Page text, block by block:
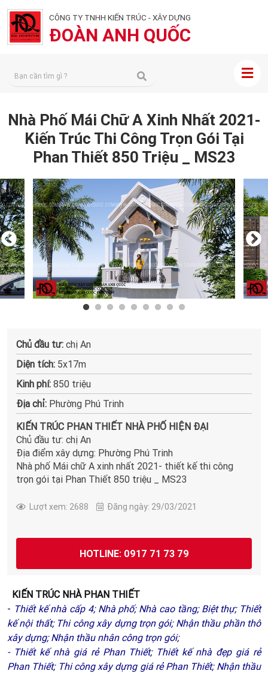
CÔNG TY TNHH KIẾN TRÚC - XÂY DỰNG
ĐOÀN ANH QUỐC
Nhà Phố Mái Chữ A Xinh Nhất 2021-
Kiến Trúc Thi Công Trọn Gói Tại
Phan Thiết 850 Triệu _ MS23
Chủ đầu tư: chị An
Diện tích: 5x17m
Kinh phí: 850 triệu
Địa chỉ: Phường Phú Trinh
KIẾN TRÚC PHAN THIẾT NHÀ PHỐ HIỆN ĐẠI
Chủ đầu tư: chị An
Địa điểm xây dựng: Phường Phú Trinh
Nhà phố Mái chữ A xinh nhất 2021- thiết kế thi công
trọn gói tại Phan Thiết 850 triệu _ MS23
Lượt xem: 2688 Đăng ngày: 29/03/2021
HOTLINE: 0917 71 73 79
KIẾN TRÚC NHÀ PHAN THIẾT
- Thiết kế nhà cấp 4; Nhà phố; Nhà cao tầng; Biệt thự;Thiết
kế nội thất;Thi công xây dựng trọn gói;Nhận thầu phần thô
xây dựng;Nhận thầu nhân công trọn gói;
- Thiết kế nhà giá rẻ Phan Thiết; Thiết kế nhà đẹp giá rẻ
Phan Thiết; Thi công xây dựng giá rẻ Phan Thiết; Nhận thầu